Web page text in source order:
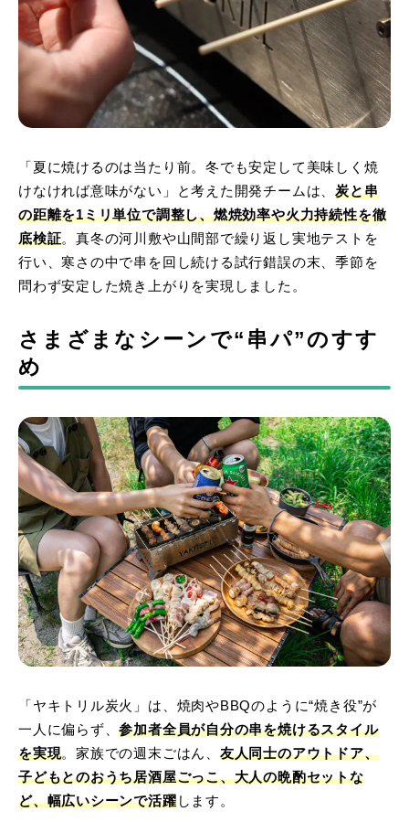
「夏に焼けるのは当たり前。冬でも安定して美味しく焼
けなければ意味がない」と考えた開発チームは、炭と串
の距離を1ミリ単位で調整し、燃焼効率や火力持続性を徹
底検証。真冬の河川敷や山間部で繰り返し実地テストを
行い、寒さの中で串を回し続ける試行錯誤の末、季節を
問わず安定した焼き上がりを実現しました。
さまざまなシーンで“串パ”のすす
め
「ヤキトリル炭火」は、焼肉やBBQのように“焼き役”が
一人に偏らず、参加者全員が自分の串を焼けるスタイル
を実現。家族での週末ごはん、 友人同士のアウトドア、
子どもとのおうち居酒屋ごっこ、大人の晩酌セットな
ど、幅広いシーンで活躍します。